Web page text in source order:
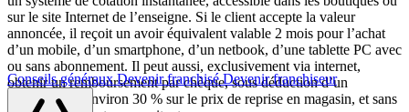
Conseils générauxDevenir franchiséDevenir franchiseur
sur le site Internet de l’enseigne. Si le client accepte la valeur
annoncée, il reçoit un avoir équivalent valable 2 mois pour l’achat
d’un mobile, d’un smartphone, d’un netbook, d’une tablette PC avec
ou sans abonnement. Il peut aussi, exclusivement via internet,
obtenir un remboursement par chèque, sous déduction d’un
abattement d’environ 30 % sur le prix de reprise en magasin, et sans